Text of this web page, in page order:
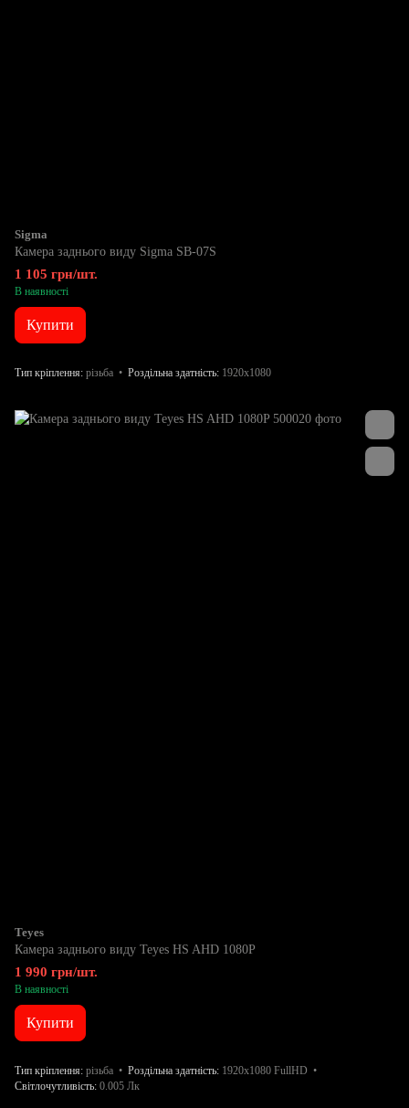
Sigma
Камера заднього виду Sigma SB-07S
1 105 грн/шт.
В наявності
Купити
Тип кріплення різьба Роздільна здатність 1920x1080
Teyes
Камера заднього виду Teyes HS AHD 1080P
1 990 грн/шт.
В наявності
Купити
Тип кріплення різьба Роздільна здатність 1920x1080 FullHD
Світлочутливість 0.005 Лк